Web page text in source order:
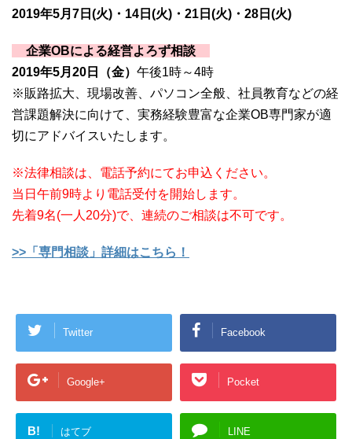
2019年5月7日(火)・14日(火)・21日(火)・28日(火)
企業OBによる経営よろず相談
2019年5月20日（金） 午後1時～4時
※販路拡大、現場改善、パソコン全般、社員教育などの経
営課題解決に向けて、実務経験豊富な企業OB専門家が適
切にアドバイスいたします。
※法律相談は、電話予約にてお申込ください。
当日午前9時より電話受付を開始します。
先着9名(一人20分)で、連続のご相談は不可です。
>>「専門相談」詳細はこちら！
Twitter Facebook
Google+ Pocket
B! はてブ LINE